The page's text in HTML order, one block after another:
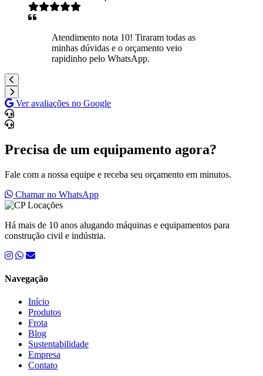
Atendimento nota 10! Tiraram todas as
minhas dúvidas e o orçamento veio
rapidinho pelo WhatsApp.
Ver avaliações no Google
Precisa de um equipamento agora?
Fale com a nossa equipe e receba seu orçamento em minutos.
Chamar no WhatsApp
Há mais de 10 anos alugando máquinas e equipamentos para
construção civil e indústria.
Navegação
Início
Produtos
Frota
Blog
Sustentabilidade
Empresa
Contato